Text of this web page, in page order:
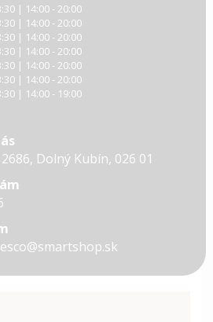
| 14:00 - 20:00
| 14:00 - 20:00
| 14:00 - 20:00
| 14:00 - 20:00
| 14:00 - 20:00
| 14:00 - 20:00
| 14:00 - 19:00
Dolný Kubín, 026 01